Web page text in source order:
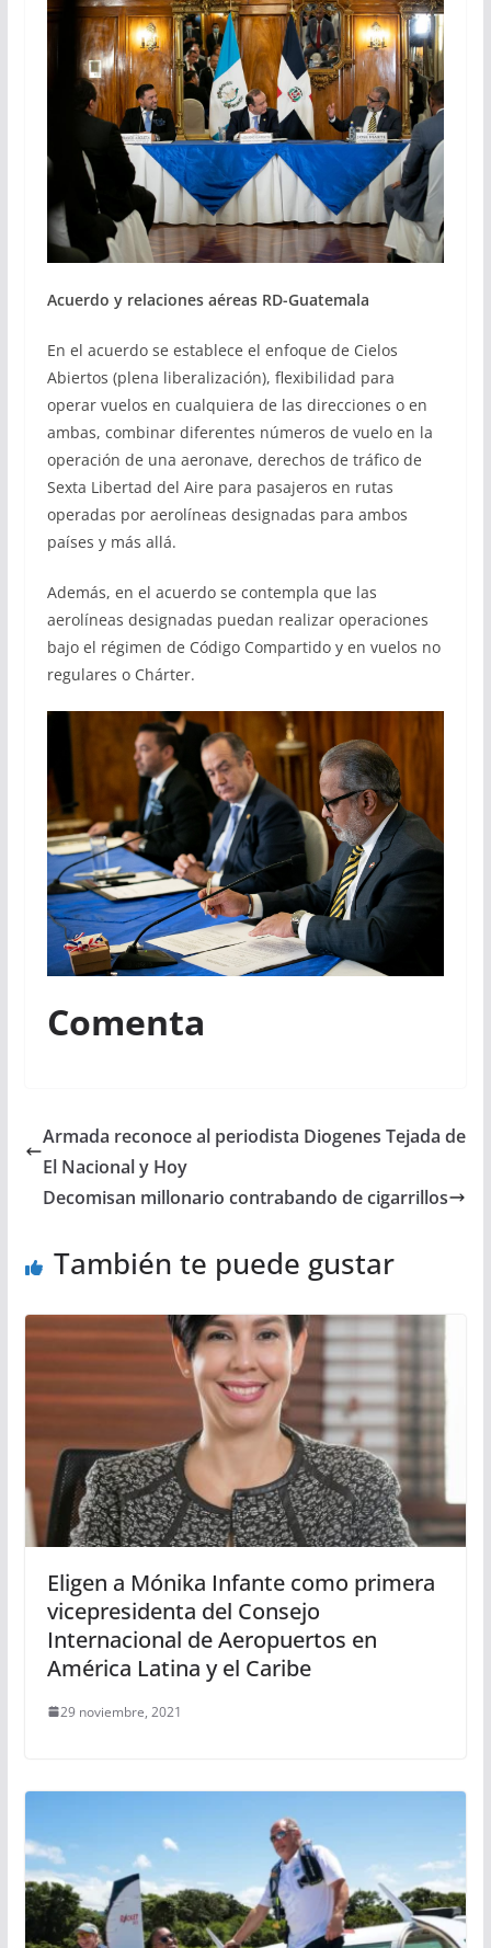
Acuerdo y relaciones aéreas RD-Guatemala
En el acuerdo se establece el enfoque de Cielos
Abiertos (plena liberalización), flexibilidad para
operar vuelos en cualquiera de las direcciones o en
ambas, combinar diferentes números de vuelo en la
operación de una aeronave, derechos de tráfico de
Sexta Libertad del Aire para pasajeros en rutas
operadas por aerolíneas designadas para ambos
países y más allá.
Además, en el acuerdo se contempla que las
aerolíneas designadas puedan realizar operaciones
bajo el régimen de Código Compartido y en vuelos no
regulares o Chárter.
Comenta
Armada reconoce al periodista Diogenes Tejada de
El Nacional y Hoy
Decomisan millonario contrabando de cigarrillos
También te puede gustar
Eligen a Mónika Infante como primera
vicepresidenta del Consejo
Internacional de Aeropuertos en
América Latina y el Caribe
29 noviembre, 2021